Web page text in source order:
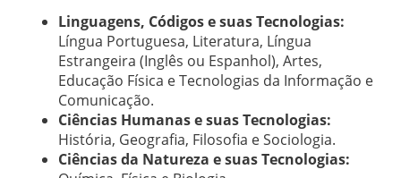
Linguagens, Códigos e suas Tecnologias:
Língua Portuguesa, Literatura, Língua
Estrangeira (Inglês ou Espanhol), Artes,
Educação Física e Tecnologias da Informação e
Comunicação.
Ciências Humanas e suas Tecnologias:
História, Geografia, Filosofia e Sociologia.
Ciências da Natureza e suas Tecnologias: